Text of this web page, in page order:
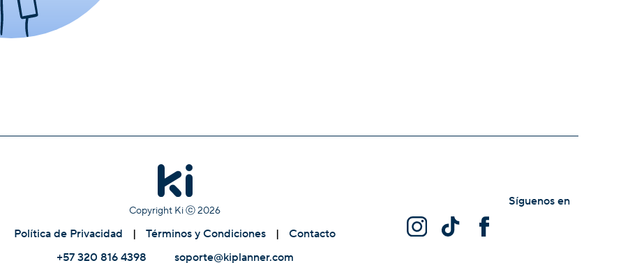
Copyright Ki ⓒ2026
Política de Privacidad | Términos y Condiciones |
Contacto
+57 320 816 4398
soporte@kiplanner.com
Síguenos en